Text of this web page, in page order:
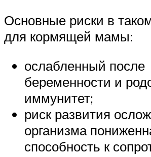
Основные риски в
для кормящей мамы:
ослабленный после
беременности и
иммунитет;
риск развития
организма
способность к